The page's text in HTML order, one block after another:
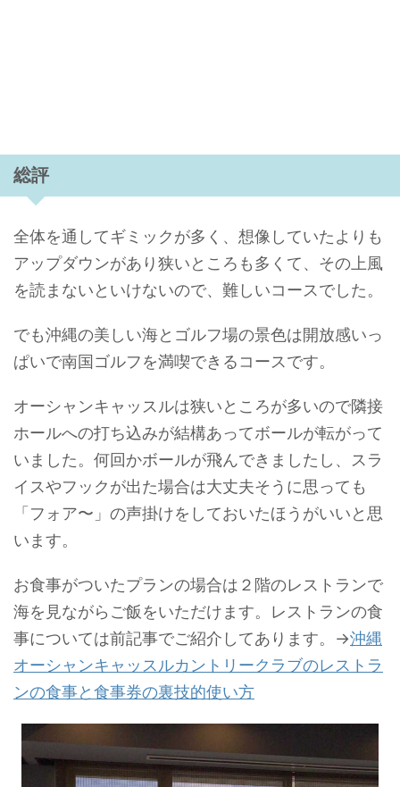
総評
全体を通してギミックが多く、想像していたよりも
アップダウンがあり狭いところも多くて、その上風
を読まないといけないので、難しいコースでした。
でも沖縄の美しい海とゴルフ場の景色は開放感いっ
ぱいで南国ゴルフを満喫できるコースです。
オーシャンキャッスルは狭いところが多いので隣接
ホールへの打ち込みが結構あってボールが転がって
いました。何回かボールが飛んできましたし、スラ
イスやフックが出た場合は大丈夫そうに思っても
「フォア〜」の声掛けをしておいたほうがいいと思
います。
お食事がついたプランの場合は２階のレストランで
海を見ながらご飯をいただけます。レストランの食
事については前記事でご紹介してあります。→沖縄
オーシャンキャッスルカントリークラブのレストラ
ンの食事と食事券の裏技的使い方